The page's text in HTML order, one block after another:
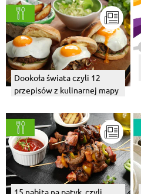
Dookoła świata czyli 12
przepisów z kulinarnej mapy
15 nabita na patyk, czyli